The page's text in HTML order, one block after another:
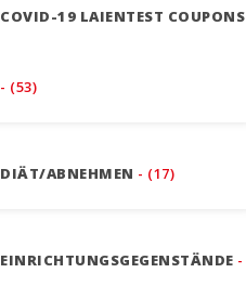
COVID-19 LAIENTEST COUPONS
- (53)
DIÄT/ABNEHMEN - (17)
EINRICHTUNGSGEGENSTÄNDE -